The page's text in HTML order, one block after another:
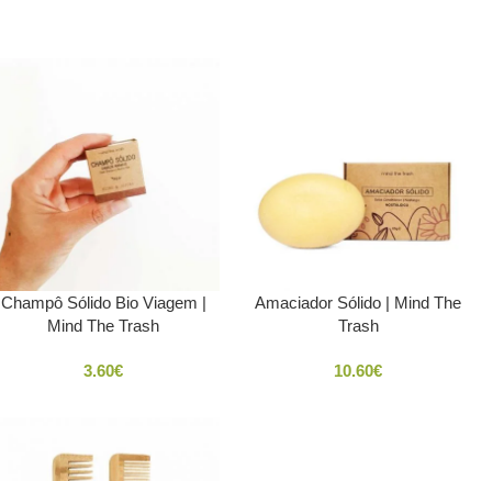
Champô Sólido Bio Viagem |
Mind The Trash
3.60€
Amaciador Sólido | Mind The
Trash
10.60€